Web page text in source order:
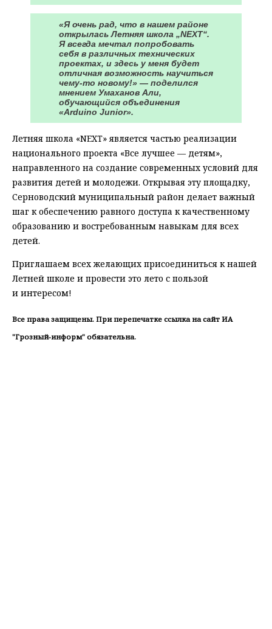
«Я очень рад, что в нашем районе
открылась Летняя школа „NEXT“.
Я всегда мечтал попробовать
себя в различных технических
проектах, и здесь у меня будет
отличная возможность научиться
чему-то новому!» — поделился
мнением Умаханов Али,
обучающийся объединения
«Arduino Junior».
Летняя школа «NEXT» является частью реализации
национального проекта «Все лучшее — детям»,
направленного на создание современных условий для
развития детей и молодежи. Открывая эту площадку,
Серноводский муниципальный район делает важный
шаг к обеспечению равного доступа к качественному
образованию и востребованным навыкам для всех
детей.
Приглашаем всех желающих присоединиться к нашей
Летней школе и провести это лето с пользой
и интересом!
Все права защищены. При перепечатке ссылка на сайт ИА
"Грозный-информ" обязательна.